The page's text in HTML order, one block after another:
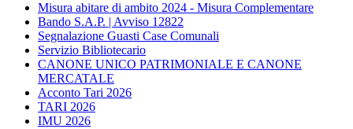
Misura abitare di ambito 2024 - Misura Complementare
Bando S.A.P. | Avviso 12822
Segnalazione Guasti Case Comunali
Servizio Bibliotecario
CANONE UNICO PATRIMONIALE E CANONE
MERCATALE
Acconto Tari 2026
TARI 2026
IMU 2026